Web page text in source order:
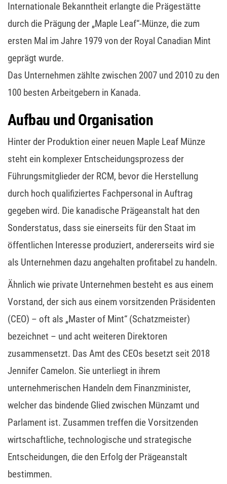
Internationale Bekanntheit erlangte die Prägestätte
durch die Prägung der „Maple Leaf“-Münze, die zum
ersten Mal im Jahre 1979 von der Royal Canadian Mint
geprägt wurde.
Das Unternehmen zählte zwischen 2007 und 2010 zu den
100 besten Arbeitgebern in Kanada.
Aufbau und Organisation
Hinter der Produktion einer neuen Maple Leaf Münze
steht ein komplexer Entscheidungsprozess der
Führungsmitglieder der RCM, bevor die Herstellung
durch hoch qualifiziertes Fachpersonal in Auftrag
gegeben wird. Die kanadische Prägeanstalt hat den
Sonderstatus, dass sie einerseits für den Staat im
öffentlichen Interesse produziert, andererseits wird sie
als Unternehmen dazu angehalten profitabel zu handeln.
Ähnlich wie private Unternehmen besteht es aus einem
Vorstand, der sich aus einem vorsitzenden Präsidenten
(CEO) – oft als „Master of Mint“ (Schatzmeister)
bezeichnet – und acht weiteren Direktoren
zusammensetzt. Das Amt des CEOs besetzt seit 2018
Jennifer Camelon. Sie unterliegt in ihrem
unternehmerischen Handeln dem Finanzminister,
welcher das bindende Glied zwischen Münzamt und
Parlament ist. Zusammen treffen die Vorsitzenden
wirtschaftliche, technologische und strategische
Entscheidungen, die den Erfolg der Prägeanstalt
bestimmen.